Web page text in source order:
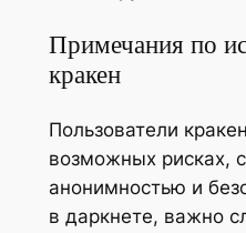
Примечания по
кракен
Пользователи
возможных рисках,
анонимностью и
в даркнете, важно